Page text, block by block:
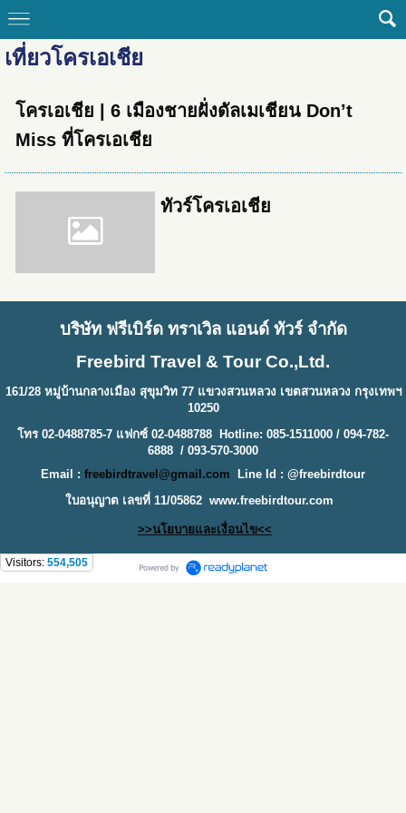
เที่ยวโครเอเชีย
โครเอเชีย | 6 เมืองชายฝั่งดัลเมเชียน Don’t
Miss ที่โครเอเชีย
ทัวร์โครเอเชีย
บริษัท ฟรีเบิร์ด ทราเวิล แอนด์ ทัวร์ จำกัด
Freebird Travel & Tour Co.,Ltd.
161/28 หมู่บ้านกลางเมือง สุขุมวิท 77 แขวงสวนหลวง เขตสวนหลวง กรุงเทพฯ
10250
โทร 02-0488785-7 แฟกซ์ 02-0488788 Hotline: 085-1511000 / 094-782-
6888 / 093-570-3000
Email : freebirdtravel@gmail.com
Line Id : @freebirdtour
ใบอนุญาต เลขที่ 11/05862 www.freebirdtour.com
>>นโยบายและเงื่อนไข<<
Visitors: 554,505